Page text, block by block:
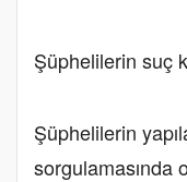
Şüphelilerin suç
Şüphelilerin
sorgulamasında